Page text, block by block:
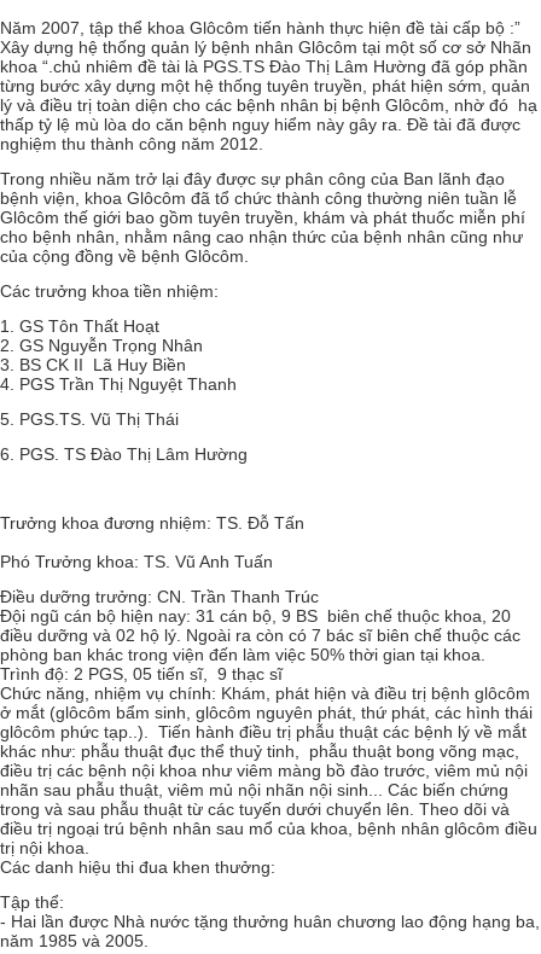
Năm 2007, tập thể khoa Glôcôm tiến hành thực hiện đề tài cấp bộ :”
Xây dựng hệ thống quản lý bệnh nhân Glôcôm tại một số cơ sở Nhãn
khoa “.chủ nhiêm đề tài là PGS.TS Đào Thị Lâm Hường đã góp phần
từng bước xây dựng một hệ thống tuyên truyền, phát hiện sớm, quản
lý và điều trị toàn diện cho các bệnh nhân bị bệnh Glôcôm, nhờ đó hạ
thấp tỷ lệ mù lòa do căn bệnh nguy hiểm này gây ra. Đề tài đã được
nghiệm thu thành công năm 2012.
Trong nhiều năm trở lại đây được sự phân công của Ban lãnh đạo
bệnh viện, khoa Glôcôm đã tổ chức thành công thường niên tuần lễ
Glôcôm thế giới bao gồm tuyên truyền, khám và phát thuốc miễn phí
cho bệnh nhân, nhằm nâng cao nhận thức của bệnh nhân cũng như
của cộng đồng về bệnh Glôcôm.
Các trưởng khoa tiền nhiệm:
1. GS Tôn Thất Hoạt
2. GS Nguyễn Trọng Nhân
3. BS CK II Lã Huy Biền
4. PGS Trần Thị Nguyệt Thanh
5. PGS.TS. Vũ Thị Thái
6. PGS. TS Đào Thị Lâm Hường
Trưởng khoa đương nhiệm: TS. Đỗ Tấn
Phó Trưởng khoa: TS. Vũ Anh Tuấn
Điều dưỡng trưởng: CN. Trần Thanh Trúc
Đội ngũ cán bộ hiện nay: 31 cán bộ, 9 BS biên chế thuộc khoa, 20
điều dưỡng và 02 hộ lý. Ngoài ra còn có 7 bác sĩ biên chế thuộc các
phòng ban khác trong viện đến làm việc 50% thời gian tại khoa.
Trình độ: 2 PGS, 05 tiến sĩ, 9 thạc sĩ
Chức năng, nhiệm vụ chính: Khám, phát hiện và điều trị bệnh glôcôm
ở mắt (glôcôm bẩm sinh, glôcôm nguyên phát, thứ phát, các hình thái
glôcôm phức tạp..). Tiến hành điều trị phẫu thuật các bệnh lý về mắt
khác như: phẫu thuật đục thể thuỷ tinh, phẫu thuật bong võng mạc,
điều trị các bệnh nội khoa như viêm màng bồ đào trước, viêm mủ nội
nhãn sau phẫu thuật, viêm mủ nội nhãn nội sinh... Các biến chứng
trong và sau phẫu thuật từ các tuyến dưới chuyển lên. Theo dõi và
điều trị ngoại trú bệnh nhân sau mổ của khoa, bệnh nhân glôcôm điều
trị nội khoa.
Các danh hiệu thi đua khen thưởng:
Tập thể:
- Hai lần được Nhà nước tặng thưởng huân chương lao động hạng ba,
năm 1985 và 2005.